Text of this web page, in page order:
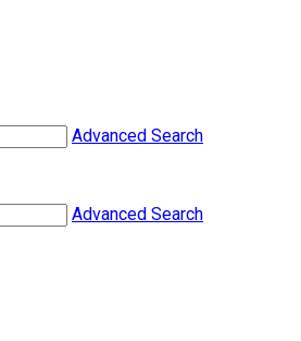
Advanced Search
Advanced Search